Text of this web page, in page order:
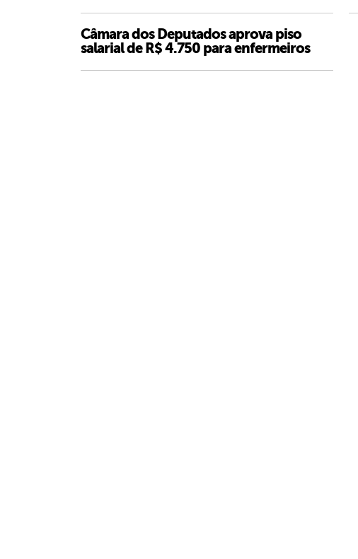
Câmara dos Deputados aprova piso
salarial de R$ 4.750 para enfermeiros